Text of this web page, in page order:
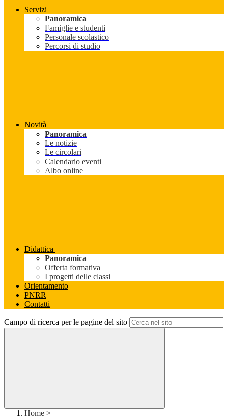
Servizi
Panoramica
Famiglie e studenti
Personale scolastico
Percorsi di studio
Novità
Panoramica
Le notizie
Le circolari
Calendario eventi
Albo online
Didattica
Panoramica
Offerta formativa
I progetti delle classi
Orientamento
PNRR
Contatti
Campo di ricerca per le pagine del sito
Home >